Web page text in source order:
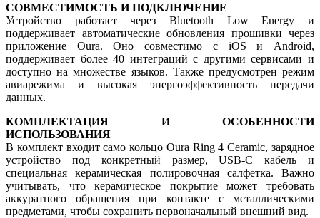
СОВМЕСТИМОСТЬ И ПОДКЛЮЧЕНИЕ
Устройство работает через Bluetooth Low Energy и
поддерживает автоматические обновления прошивки через
приложение Oura. Оно совместимо с iOS и Android,
поддерживает более 40 интеграций с другими сервисами и
доступно на множестве языков. Также предусмотрен режим
авиарежима и высокая энергоэффективность передачи
данных.
КОМПЛЕКТАЦИЯ И ОСОБЕННОСТИ
ИСПОЛЬЗОВАНИЯ
В комплект входит само кольцо Oura Ring 4 Ceramic, зарядное
устройство под конкретный размер, USB-C кабель и
специальная керамическая полировочная салфетка. Важно
учитывать, что керамическое покрытие может требовать
аккуратного обращения при контакте с металлическими
предметами, чтобы сохранить первоначальный внешний вид.